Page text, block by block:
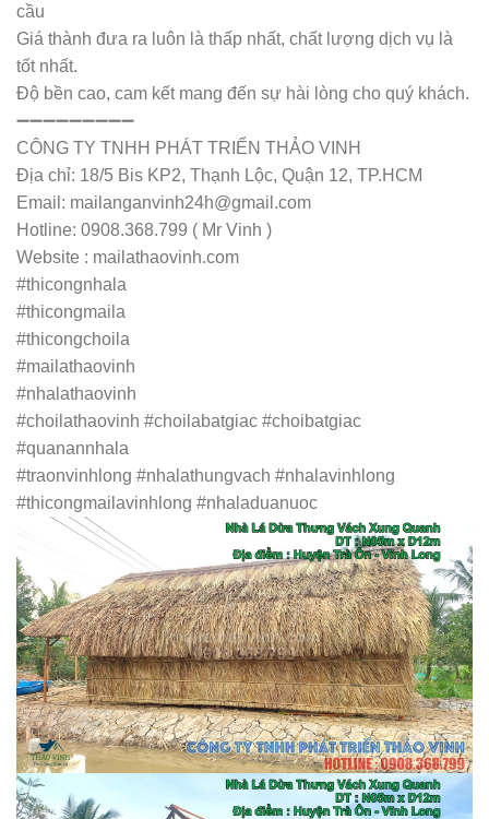
cầu
Giá thành đưa ra luôn là thấp nhất, chất lượng dịch vụ là
tốt nhất.
Độ bền cao, cam kết mang đến sự hài lòng cho quý khách.
➖➖➖➖➖➖➖➖➖
CÔNG TY TNHH PHÁT TRIỂN THẢO VINH
Địa chỉ: 18/5 Bis KP2, Thạnh Lộc, Quận 12, TP.HCM
Email: mailanganvinh24h@gmail.com
Hotline: 0908.368.799 ( Mr Vinh )
Website : mailathaovinh.com
#thicongnhala
#thicongmaila
#thicongchoila
#mailathaovinh
#nhalathaovinh
#choilathaovinh #choilabatgiac #choibatgiac
#quanannhala
#traonvinhlong #nhalathungvach #nhalavinhlong
#thicongmailavinhlong #nhaladuanuoc